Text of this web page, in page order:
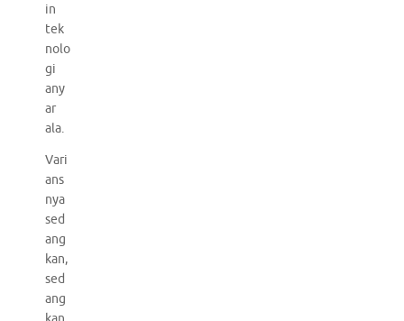
in
tek
nolo
gi
any
ar
ala.
Vari
ans
nya
sed
ang
kan,
sed
ang